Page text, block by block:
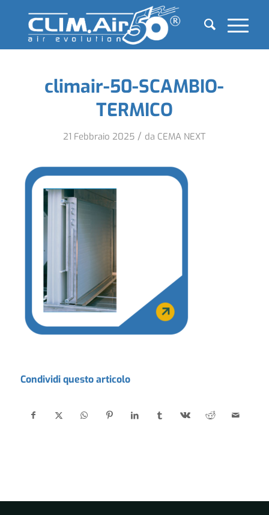
climair-50-SCAMBIO-
TERMICO
21 Febbraio 2025 / da CEMA NEXT
Condividi questo articolo